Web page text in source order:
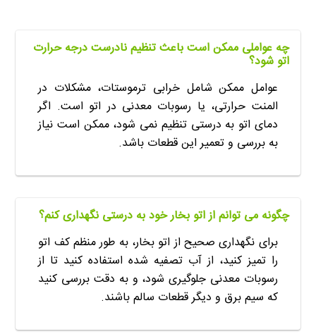
چه عواملی ممکن است باعث تنظیم نادرست درجه حرارت
اتو شود؟
عوامل ممکن شامل خرابی ترموستات، مشکلات در
المنت حرارتی، یا رسوبات معدنی در اتو است. اگر
دمای اتو به درستی تنظیم نمی شود، ممکن است نیاز
به بررسی و تعمیر این قطعات باشد.
چگونه می توانم از اتو بخار خود به درستی نگهداری کنم؟
برای نگهداری صحیح از اتو بخار، به طور منظم کف اتو
را تمیز کنید، از آب تصفیه شده استفاده کنید تا از
رسوبات معدنی جلوگیری شود، و به دقت بررسی کنید
که سیم برق و دیگر قطعات سالم باشند.